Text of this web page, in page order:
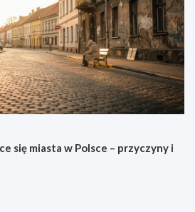
się miasta w Polsce – przyczyny i